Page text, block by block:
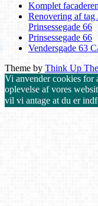
Komplet
Renovering af tag
Prinsessegade 66
Prinsessegade 66
Vendersgade 63
Theme by Think Up
Vi anvender cookies for
oplevelse af vores
vil vi antage at du er